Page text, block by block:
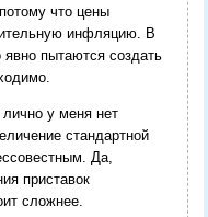
что цены
инфляцию. В
пытаются создать
у меня нет
стандартной
Да,
приставок
сложнее.